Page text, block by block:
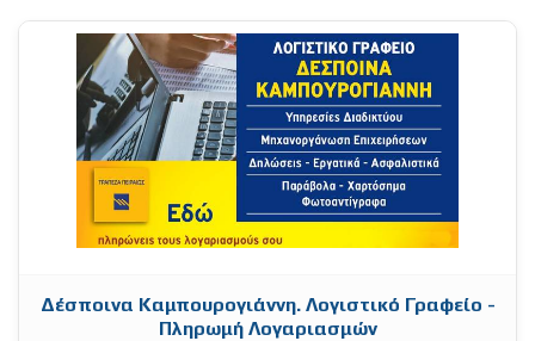
Δέσποινα Καμπουρογιάννη. Λογιστικό Γραφείο -
Πληρωμή Λογαριασμών